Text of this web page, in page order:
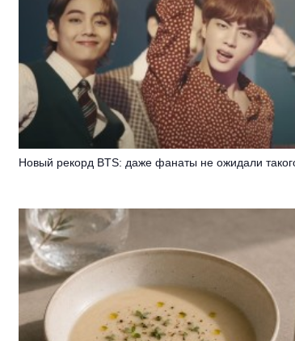
Новый рекорд BTS: даже фанаты не ожидали